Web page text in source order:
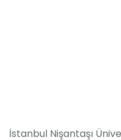
İstanbul Nişantaşı